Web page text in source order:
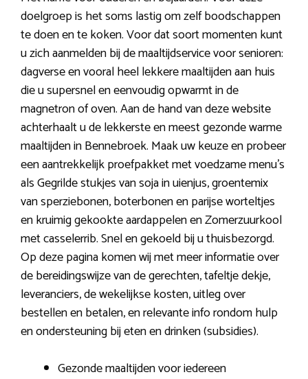
doelgroep is het soms lastig om zelf boodschappen
te doen en te koken. Voor dat soort momenten kunt
u zich aanmelden bij de maaltijdservice voor senioren:
dagverse en vooral heel lekkere maaltijden aan huis
die u supersnel en eenvoudig opwarmt in de
magnetron of oven. Aan de hand van deze website
achterhaalt u de lekkerste en meest gezonde warme
maaltijden in Bennebroek. Maak uw keuze en probeer
een aantrekkelijk proefpakket met voedzame menu’s
als Gegrilde stukjes van soja in uienjus, groentemix
van sperziebonen, boterbonen en parijse worteltjes
en kruimig gekookte aardappelen en Zomerzuurkool
met casselerrib. Snel en gekoeld bij u thuisbezorgd.
Op deze pagina komen wij met meer informatie over
de bereidingswijze van de gerechten, tafeltje dekje,
leveranciers, de wekelijkse kosten, uitleg over
bestellen en betalen, en relevante info rondom hulp
en ondersteuning bij eten en drinken (subsidies).
Gezonde maaltijden voor iedereen